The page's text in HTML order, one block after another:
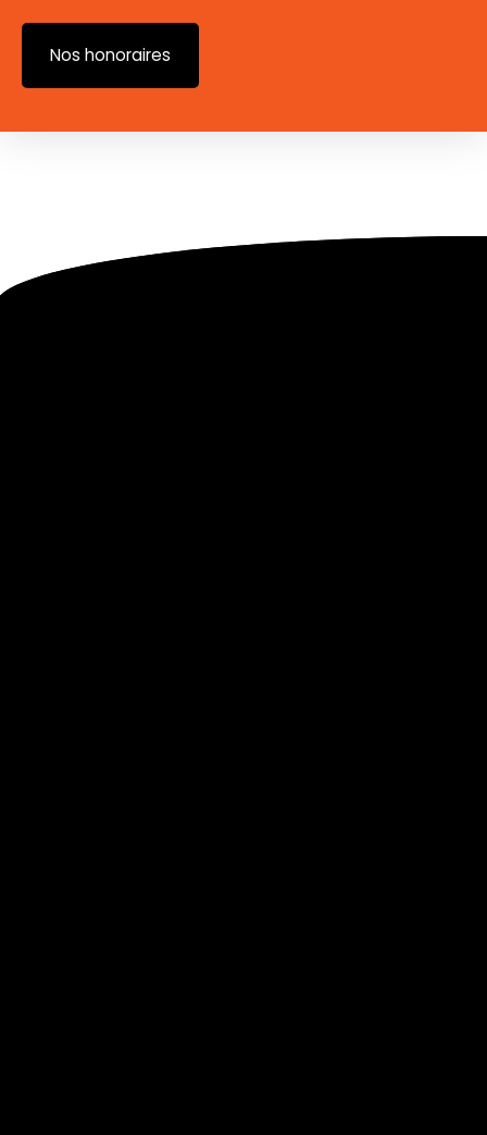
Nos honoraires